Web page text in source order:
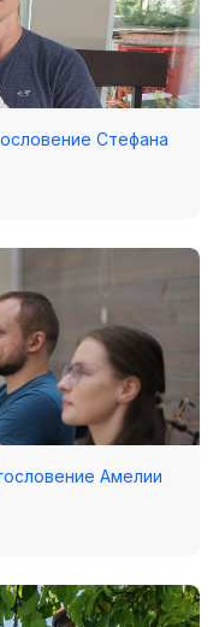
Стефана
Амелии